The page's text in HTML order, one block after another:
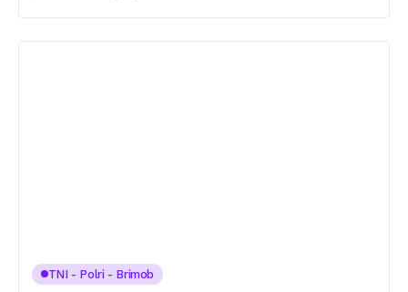
TNI - Polri - Brimob